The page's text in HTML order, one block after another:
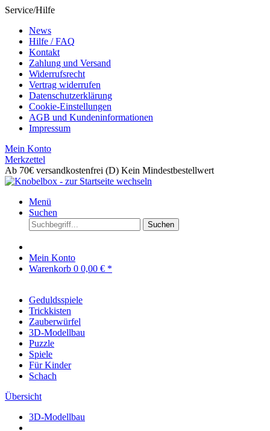
Service/Hilfe
News
Hilfe / FAQ
Kontakt
Zahlung und Versand
Widerrufsrecht
Vertrag widerrufen
Datenschutzerklärung
Cookie-Einstellungen
AGB und Kundeninformationen
Impressum
Mein Konto
Merkzettel
Ab 70€ versandkostenfrei (D) Kein Mindestbestellwert
Menü
Suchen
Suchen
Mein Konto
Warenkorb 0 0,00 € *
Geduldsspiele
Trickkisten
Zauberwürfel
3D-Modellbau
Puzzle
Spiele
Für Kinder
Schach
Übersicht
3D-Modellbau